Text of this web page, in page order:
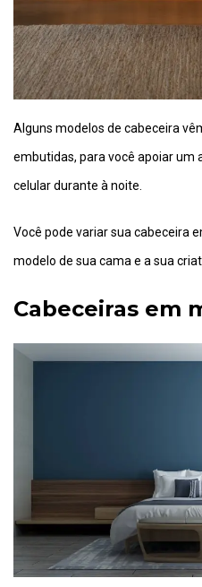
Alguns modelos de cabeceira
embutidas, para você apoiar um
celular durante à noite.
Você pode variar sua cabeceira
modelo de sua cama e a sua
Cabeceiras em